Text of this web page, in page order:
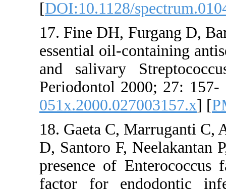
[DOI:10.1128/
17. Fine DH,
essential oil-
and salivary
Periodontol
18. Gaeta C,
D, Santoro F,
presence of
factor for